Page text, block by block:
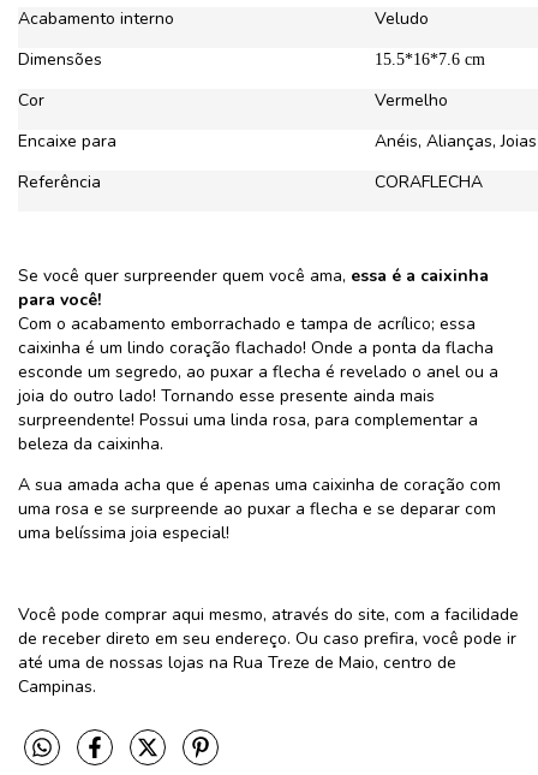
Acabamento interno
Veludo
Dimensões
15.5*16*7.6 cm
Cor
Vermelho
Encaixe para
Anéis, Alianças, Joias
Referência
CORAFLECHA
Se você quer surpreender quem você ama, essa é a caixinha
para você!
Com o acabamento emborrachado e tampa de acrílico; essa
caixinha é um lindo coração flachado! Onde a ponta da flacha
esconde um segredo, ao puxar a flecha é revelado o anel ou a
joia do outro lado! Tornando esse presente ainda mais
surpreendente! Possui uma linda rosa, para complementar a
beleza da caixinha.
A sua amada acha que é apenas uma caixinha de coração com
uma rosa e se surpreende ao puxar a flecha e se deparar com
uma belíssima joia especial!
Você pode comprar aqui mesmo, através do site, com a facilidade
de receber direto em seu endereço. Ou caso prefira, você pode ir
até uma de nossas lojas na Rua Treze de Maio, centro de
Campinas.